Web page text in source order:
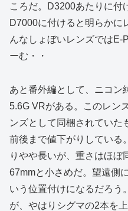
ころだ。D3200あたりに付
D7000に付けると明らかに
んなしょぼいレンズではE-
ーむ・・
あと番外編として、ニコン
5.6G VRがある。このレン
ンズとして同梱されていた
前後まで値下がりしている
りやや長いが、重さはほぼ
67mmと小さめだ。望遠側
いう位置付けになるだろう
が、やはりシグマの2本を